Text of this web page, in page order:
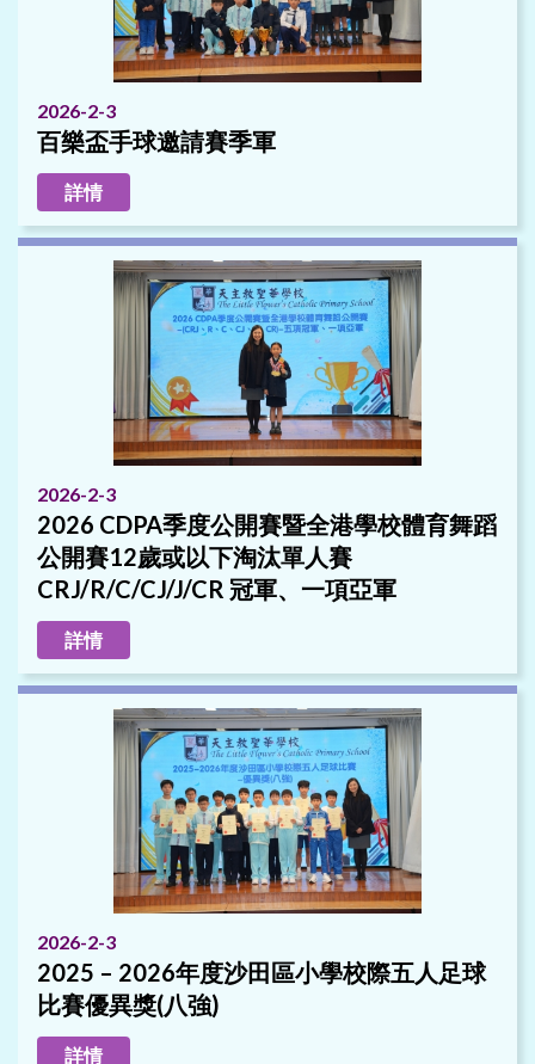
2026-2-3
百樂盃手球邀請賽季軍
詳情
2026-2-3
2026 CDPA季度公開賽暨全港學校體育舞蹈
公開賽12歲或以下淘汰單人賽
CRJ/R/C/CJ/J/CR 冠軍、一項亞軍
詳情
2026-2-3
2025 – 2026年度沙田區小學校際五人足球
比賽優異獎(八強)
詳情